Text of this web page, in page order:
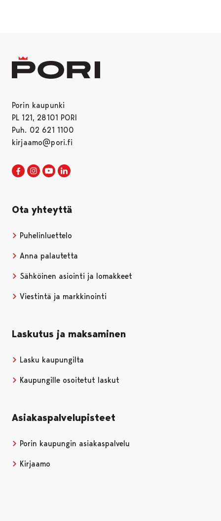
Porin kaupunki
PL 121, 28101 PORI
Puh. 02 621 1100
kirjaamo@pori.fi
Porin kaupunki Facebookissa
Avautuu uudessa välilehdessä
Porin kaupunki Instagramissa
Avautuu uudessa välilehdessä
Porin kaupunki Youtubessa
Avautuu uudessa välilehdessä
Ota yhteyttä
Puhelinluettelo
Anna palautetta
Sähköinen asiointi ja lomakkeet
Viestintä ja markkinointi
Laskutus ja maksaminen
Lasku kaupungilta
Kaupungille osoitetut laskut
Asiakaspalvelupisteet
Porin kaupungin asiakaspalvelu
Kirjaamo